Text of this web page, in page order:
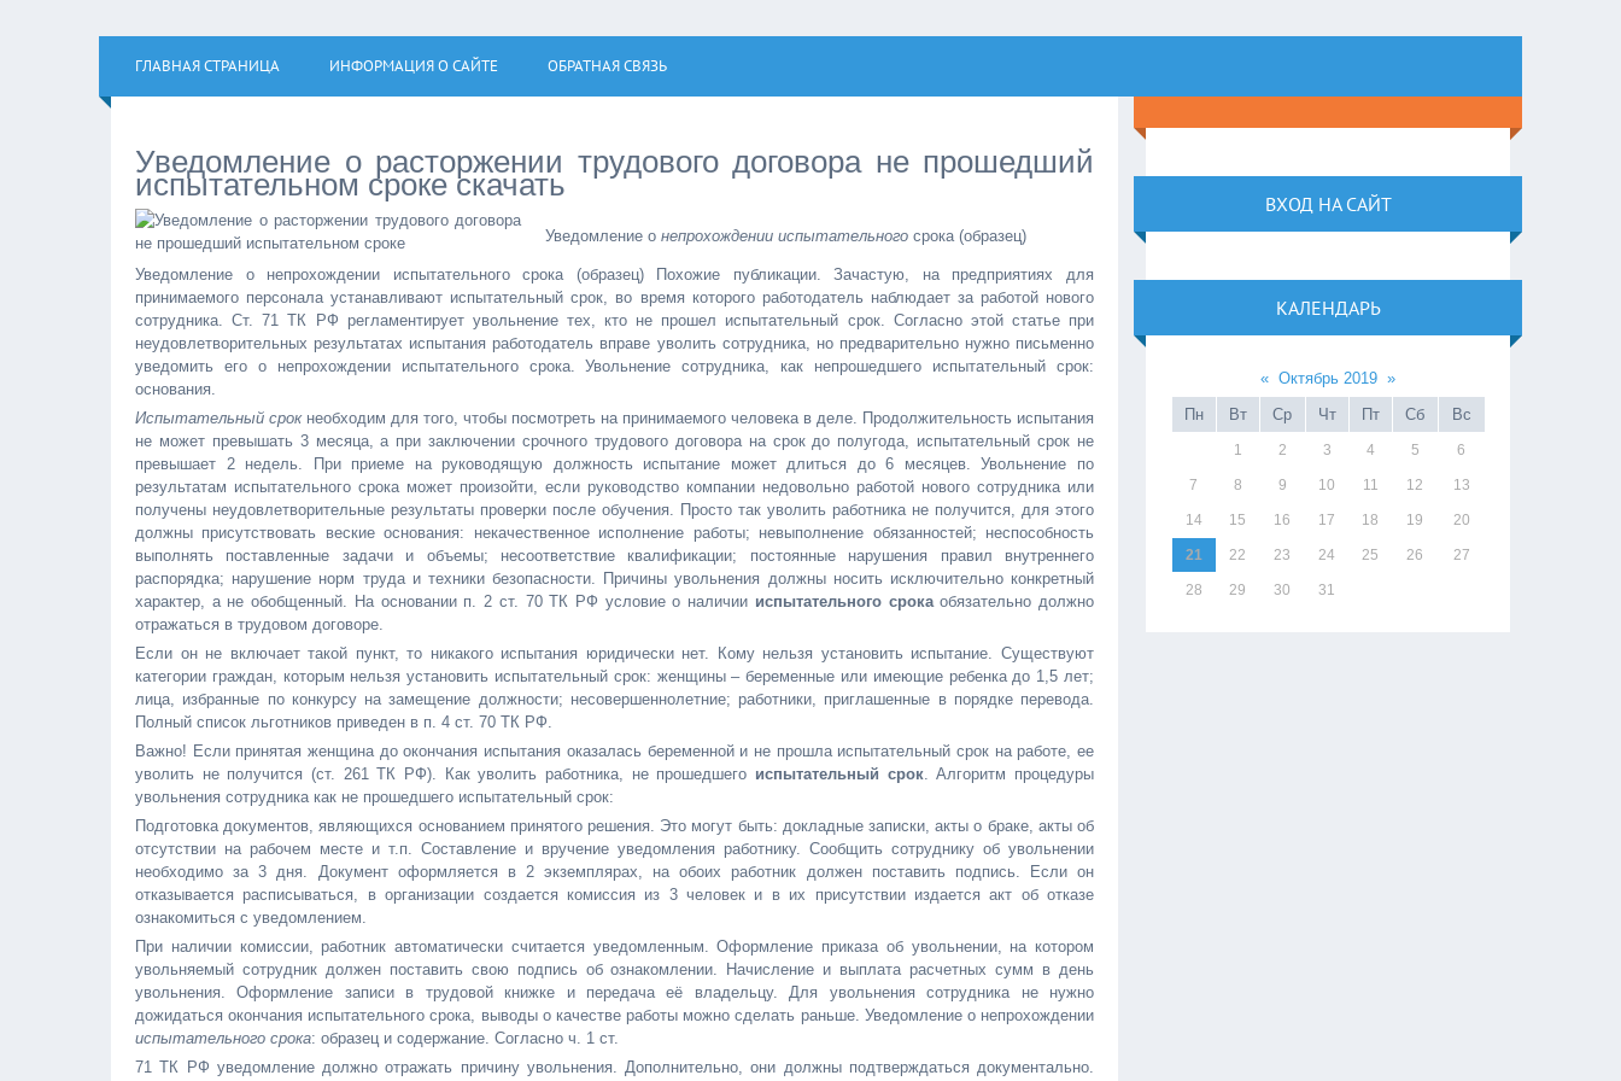
ГЛАВНАЯ СТРАНИЦА ИНФОРМАЦИЯ О САЙТЕ ОБРАТНАЯ СВЯЗЬ
Уведомление о расторжении трудового договора не прошедший
испытательном сроке скачать
Уведомление о непрохождении испытательного срока (образец)
Уведомление о непрохождении испытательного срока (образец) Похожие публикации. Зачастую, на предприятиях для
принимаемого персонала устанавливают испытательный срок, во время которого работодатель наблюдает за работой нового
сотрудника. Ст. 71 ТК РФ регламентирует увольнение тех, кто не прошел испытательный срок. Согласно этой статье при
неудовлетворительных результатах испытания работодатель вправе уволить сотрудника, но предварительно нужно письменно
уведомить его о непрохождении испытательного срока. Увольнение сотрудника, как непрошедшего испытательный срок:
основания.
Испытательный срокнеобходим для того, чтобы посмотреть на принимаемого человека в деле. Продолжительность испытания
не может превышать 3 месяца, а при заключении срочного трудового договора на срок до полугода, испытательный срок не
превышает 2 недель. При приеме на руководящую должность испытание может длиться до 6 месяцев. Увольнение по
результатам испытательного срока может произойти, если руководство компании недовольно работой нового сотрудника или
получены неудовлетворительные результаты проверки после обучения. Просто так уволить работника не получится, для этого
должны присутствовать веские основания: некачественное исполнение работы; невыполнение обязанностей; неспособность
выполнять поставленные задачи и объемы; несоответствие квалификации; постоянные нарушения правил внутреннего
распорядка; нарушение норм труда и техники безопасности. Причины увольнения должны носить исключительно конкретный
характер, а не обобщенный. На основании п. 2 ст. 70 ТК РФ условие о наличии испытательного срокаобязательно должно
отражаться в трудовом договоре.
Если он не включает такой пункт, то никакого испытания юридически нет. Кому нельзя установить испытание. Существуют
категории граждан, которым нельзя установить испытательный срок: женщины – беременные или имеющие ребенка до 1,5 лет;
лица, избранные по конкурсу на замещение должности; несовершеннолетние; работники, приглашенные в порядке перевода.
Полный список льготников приведен в п. 4 ст. 70 ТК РФ.
Важно! Если принятая женщина до окончания испытания оказалась беременной и не прошла испытательный срок на работе, ее
уволить не получится (ст. 261 ТК РФ). Как уволить работника, не прошедшего испытательный срок. Алгоритм процедуры
увольнения сотрудника как не прошедшего испытательный срок:
Подготовка документов, являющихся основанием принятого решения. Это могут быть: докладные записки, акты о браке, акты об
отсутствии на рабочем месте и т.п. Составление и вручение уведомления работнику. Сообщить сотруднику об увольнении
необходимо за 3 дня. Документ оформляется в 2 экземплярах, на обоих работник должен поставить подпись. Если он
отказывается расписываться, в организации создается комиссия из 3 человек и в их присутствии издается акт об отказе
ознакомиться с уведомлением.
При наличии комиссии, работник автоматически считается уведомленным. Оформление приказа об увольнении, на котором
увольняемый сотрудник должен поставить свою подпись об ознакомлении. Начисление и выплата расчетных сумм в день
увольнения. Оформление записи в трудовой книжке и передача её владельцу. Для увольнения сотрудника не нужно
дожидаться окончания испытательного срока, выводы о качестве работы можно сделать раньше. Уведомление о непрохождении
испытательного срока: образец и содержание. Согласно ч. 1 ст.
71 ТК РФ уведомление должно отражать причину увольнения. Дополнительно, они должны подтверждаться документально.
ВХОД НА САЙТ
КАЛЕНДАРЬ
« Октябрь 2019 »
Пн
Вт Ср Чт Пт Сб Вс
1 2 3 4 5 6
7 8 9 10 11 12 13
14 15 16 17 18 19 20
21 22 23 24 25 26 27
28 29 30 31